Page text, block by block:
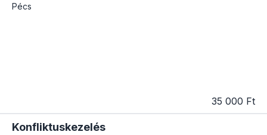
Pécs
35 000 Ft
Konfliktuskezelés